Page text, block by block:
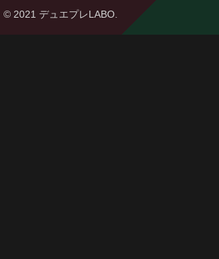
© 2021 デュエプレLABO.